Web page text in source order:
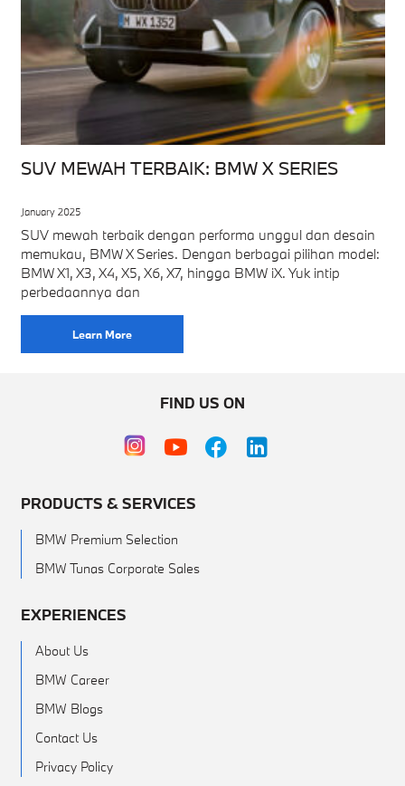
SUV MEWAH TERBAIK: BMW X SERIES
January 2025
SUV mewah terbaik dengan performa unggul dan desain
memukau, BMW X Series. Dengan berbagai pilihan model:
BMW X1, X3, X4, X5, X6, X7, hingga BMW iX. Yuk intip
perbedaannya dan
Learn More
FIND US ON
PRODUCTS & SERVICES
BMW Premium Selection
BMW Tunas Corporate Sales
EXPERIENCES
About Us
BMW Career
BMW Blogs
Contact Us
Privacy Policy